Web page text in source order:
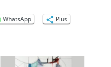
WhatsApp
Plus